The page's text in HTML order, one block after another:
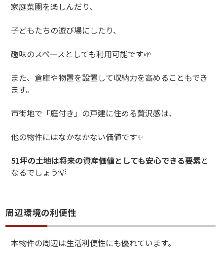
家庭菜園を楽しんだり、
子どもたちの遊び場にしたり、
趣味のスペースとしても利用可能です🌱
また、倉庫や物置を設置して収納力を高めることもでき
ます。
市街地で「庭付き」の戸建に住める贅沢感は、
他の物件にはなかなかない価値です✨
51坪の土地は将来の資産価値としても安心できる要素と
なるでしょう💡
周辺環境の利便性
本物件の周辺は生活利便性にも優れています。